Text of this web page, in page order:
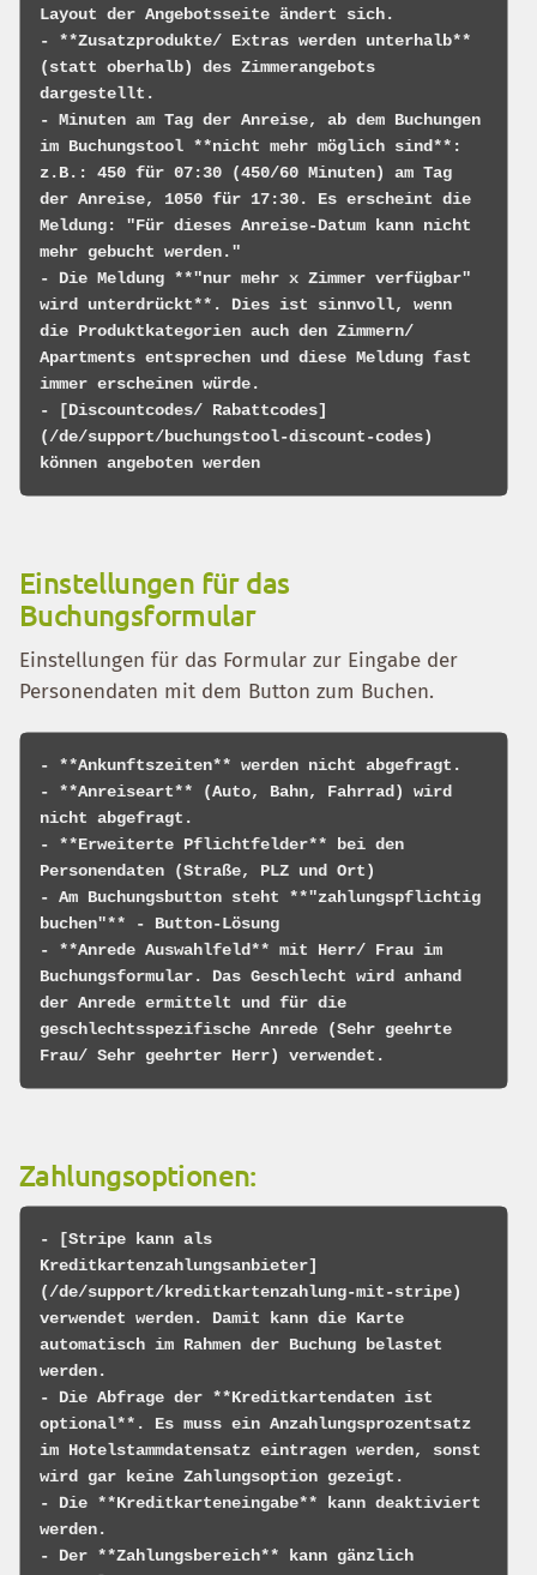
Layout der Angebotsseite ändert sich.
- **Zusatzprodukte/ Extras werden unterhalb**
(statt oberhalb) des Zimmerangebots
dargestellt.
- Minuten am Tag der Anreise, ab dem Buchungen
im Buchungstool **nicht mehr möglich sind**:
z.B.: 450 für 07:30 (450/60 Minuten) am Tag
der Anreise, 1050 für 17:30. Es erscheint die
Meldung: "Für dieses Anreise-Datum kann nicht
mehr gebucht werden."
- Die Meldung **"nur mehr x Zimmer verfügbar"
wird unterdrückt**. Dies ist sinnvoll, wenn
die Produktkategorien auch den Zimmern/
Apartments entsprechen und diese Meldung fast
immer erscheinen würde.
- [Discountcodes/ Rabattcodes]
(/de/support/buchungstool-discount-codes)
Einstellungen für das
Buchungsformular
Einstellungen für das Formular zur Eingabe der
Personendaten mit dem Button zum Buchen.
- **Ankunftszeiten** werden nicht abgefragt.
- **Anreiseart** (Auto, Bahn, Fahrrad) wird
nicht abgefragt.
- **Erweiterte Pflichtfelder** bei den
Personendaten (Straße, PLZ und Ort)
- Am Buchungsbutton steht **"zahlungspflichtig
buchen"** - Button-Lösung
- **Anrede Auswahlfeld** mit Herr/ Frau im
Buchungsformular. Das Geschlecht wird anhand
der Anrede ermittelt und für die
geschlechtsspezifische Anrede (Sehr geehrte
Zahlungsoptionen:
- [Stripe kann als
Kreditkartenzahlungsanbieter]
(/de/support/kreditkartenzahlung-mit-stripe)
verwendet werden. Damit kann die Karte
automatisch im Rahmen der Buchung belastet
werden.
- Die Abfrage der **Kreditkartendaten ist
optional**. Es muss ein Anzahlungsprozentsatz
im Hotelstammdatensatz eintragen werden, sonst
wird gar keine Zahlungsoption gezeigt.
- Die **Kreditkarteneingabe** kann deaktiviert
werden.
- Der **Zahlungsbereich** kann gänzlich